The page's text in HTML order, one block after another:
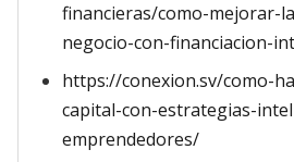
financieras/como-mejorar-
negocio-con-financiacion-
https://conexion.sv/como-
capital-con-estrategias-
emprendedores/